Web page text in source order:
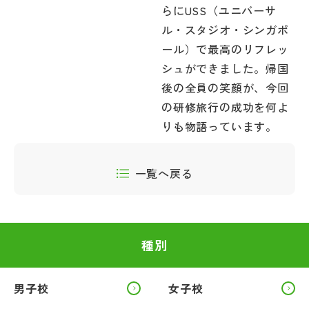
らにUSS（ユニバーサ
ル・スタジオ・シンガポ
ール）で最高のリフレッ
シュができました。帰国
後の全員の笑顔が、今回
の研修旅行の成功を何よ
りも物語っています。
一覧へ戻る
種別
男子校 女子校